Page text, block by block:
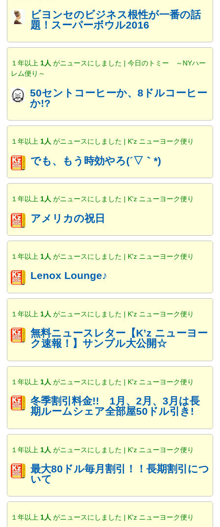
ビヨンセのビジネス根性が一番の話
題！スーパーボウル2016
１年以上 1人 がニュースにしました | 今日のトミー ～NYハー
レム便り～
50セントコーヒーか、8ドルコーヒー
か!?
１年以上 1人 がニュースにしました | K'z ニューヨーク便り
でも、もう時効やろ(´▽｀*)
１年以上 1人 がニュースにしました | K'z ニューヨーク便り
アメリカの祝日
１年以上 1人 がニュースにしました | K'z ニューヨーク便り
Lenox Lounge♪
１年以上 1人 がニュースにしました | K'z ニューヨーク便り
無料ニュースレター【K’z ニューヨー
ク速報！】サンプル大公開☆
１年以上 1人 がニュースにしました | K'z ニューヨーク便り
冬季割引料金!! 1月、2月、3月は長
期ルームシェア全部屋50ドル引き!
１年以上 1人 がニュースにしました | K'z ニューヨーク便り
最大80ドル毎月割引！！長期割引につ
いて
１年以上 1人 がニュースにしました | K'z ニューヨーク便り